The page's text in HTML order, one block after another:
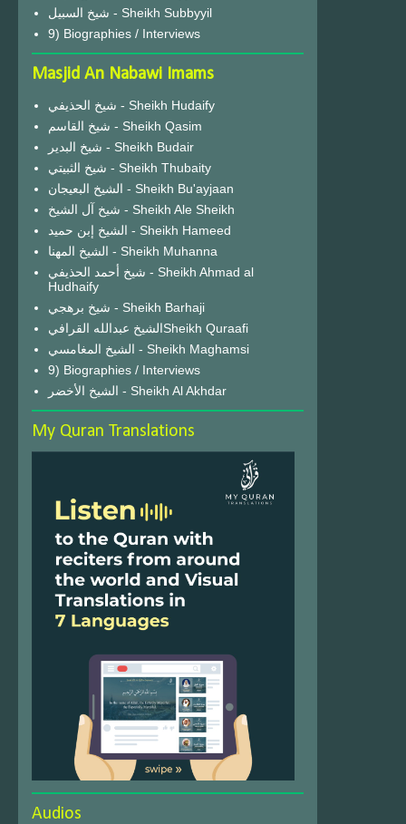
شيخ السبيل - Sheikh Subbyyil
9) Biographies / Interviews
Masjid An Nabawi Imams
شيخ الحذيفي - Sheikh Hudaify
شيخ القاسم - Sheikh Qasim
شيخ البدير - Sheikh Budair
شيخ الثبيتي - Sheikh Thubaity
الشيخ البعيجان - Sheikh Bu'ayjaan
شيخ آل الشيخ - Sheikh Ale Sheikh
الشيخ إبن حميد - Sheikh Hameed
الشيخ المهنا - Sheikh Muhanna
شيخ أحمد الحذيفي - Sheikh Ahmad al
Hudhaify
شيخ برهجي - Sheikh Barhaji
الشيخ عبدالله القرافيSheikh Quraafi
الشيخ المغامسي - Sheikh Maghamsi
9) Biographies / Interviews
الشيخ الأخضر - Sheikh Al Akhdar
My Quran Translations
Audios